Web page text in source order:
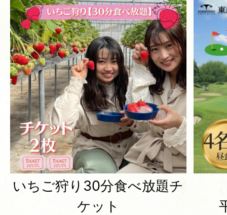
いちご狩り30分食べ放題チ
ケット